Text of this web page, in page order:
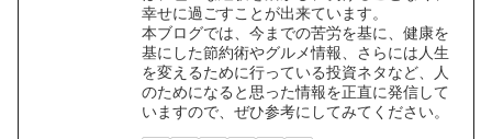
幸せに過ごすことが出来ています。
本ブログでは、今までの苦労を基に、健康を
基にした節約術やグルメ情報、さらには人生
を変えるために行っている投資ネタなど、人
のためになると思った情報を正直に発信して
いますので、ぜひ参考にしてみてください。